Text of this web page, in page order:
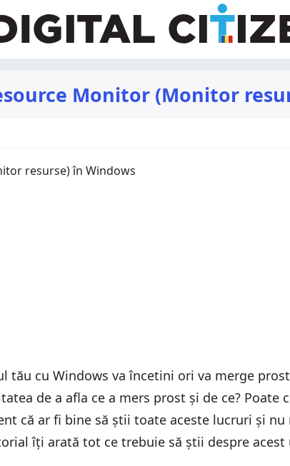
Monitor (Monitor
tău cu Windows va încetini ori va merge
de a afla ce a mers prost și de ce? Poate
că ar fi bine să știi toate aceste lucruri și
îți arată tot ce trebuie să știi despre